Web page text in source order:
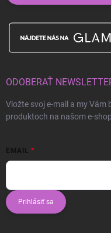
ODOBERAŤ
Vložte svoj e-mail a my Vám
produktoch na našom e-
EMAIL
Prihlásiť sa